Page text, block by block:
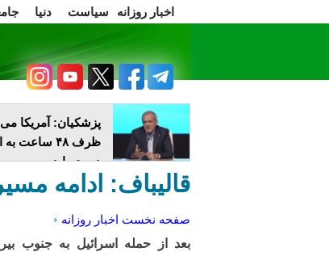
اخبار روزانه سیاست دنیا
پزشکیان: آمریکا
ظرف ۴۸ ساعت
دست یابد
قالیباف: ادامه
صفحه نخست اخبار روزانه
بعد از حمله اسرائیل به جنوب